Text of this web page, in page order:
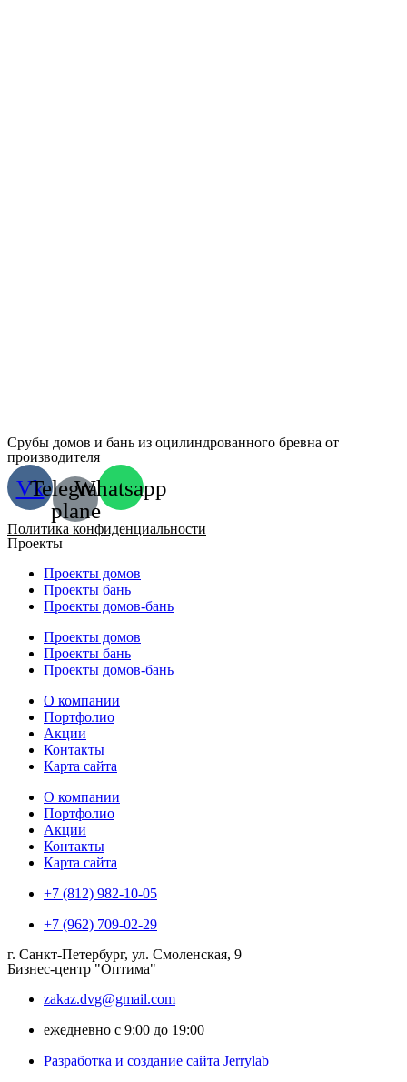
Срубы домов и бань из оцилиндрованного бревна от
производителя
VkTelegram-
plane
Whatsapp
Политика конфиденциальности
Проекты
Проекты домов
Проекты бань
Проекты домов-бань
Проекты домов
Проекты бань
Проекты домов-бань
О компании
Портфолио
Акции
Контакты
Карта сайта
О компании
Портфолио
Акции
Контакты
Карта сайта
+7 (812) 982-10-05
+7 (962) 709-02-29
г. Санкт-Петербург, ул. Смоленская, 9
Бизнес-центр "Оптима"
zakaz.dvg@gmail.com
ежедневно с 9:00 до 19:00
Разработка и создание сайта Jerrylab